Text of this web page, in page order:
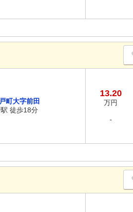
町大字前田
徒歩18分
13.20
万円
-